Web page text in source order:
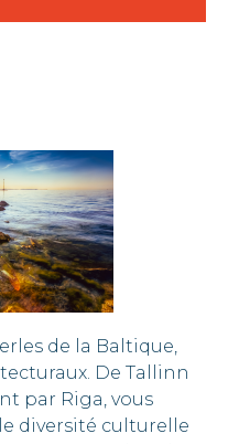
de la Baltique,
De Tallinn
par Riga, vous
diversité culturelle